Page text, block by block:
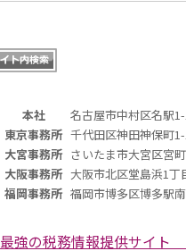
本社 名古屋市中村区名駅
東京事務所 千代田区神田神保町
大宮事務所 さいたま市大宮区宮
大阪事務所 大阪市北区堂島浜1
福岡事務所 福岡市博多区博多駅
最強の税務情報提供サイ